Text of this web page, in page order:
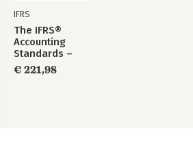
IFRS
The IFRS®
Accounting
Standards –
Required Annotated
1 January 2026
€ 221,98